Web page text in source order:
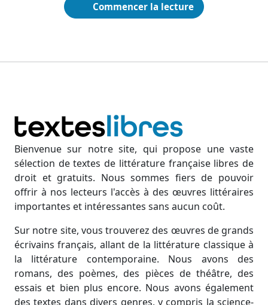
Commencer la lecture
Bienvenue sur notre site, qui propose une vaste
sélection de textes de littérature française libres de
droit et gratuits. Nous sommes fiers de pouvoir
offrir à nos lecteurs l'accès à des œuvres littéraires
importantes et intéressantes sans aucun coût.
Sur notre site, vous trouverez des œuvres de grands
écrivains français, allant de la littérature classique à
la littérature contemporaine. Nous avons des
romans, des poèmes, des pièces de théâtre, des
essais et bien plus encore. Nous avons également
des textes dans divers genres, y compris la science-